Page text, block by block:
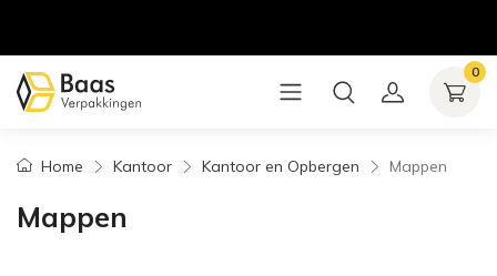
0
Home Kantoor Kantoor en Opbergen Mappen
Mappen